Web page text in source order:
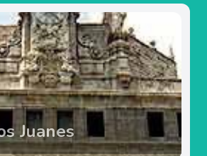
Juanes